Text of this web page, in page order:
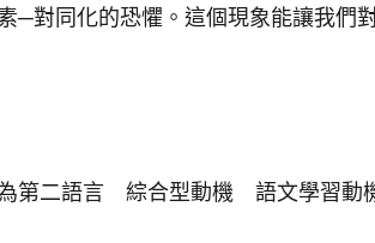
─對同化的恐懼。這個現象能讓我們
第二語言 綜合型動機 語文學習